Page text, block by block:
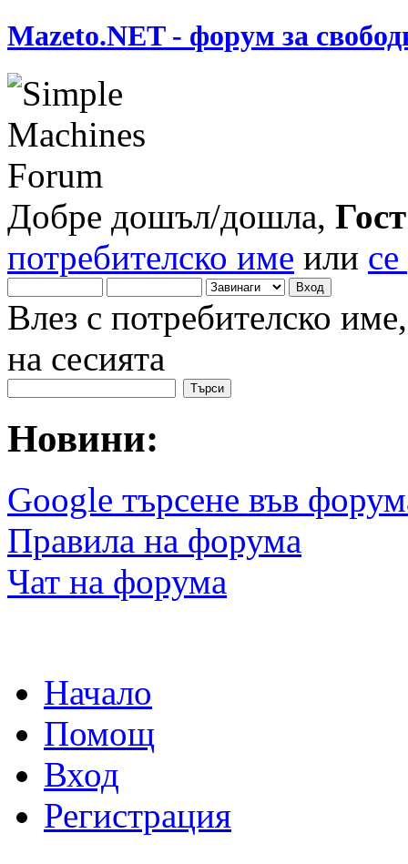
Mazeto.NET - форум за
Добре дошъл/дошла, Гост
потребителско име или
Влез с потребителско
на сесията
Новини:
Google търсене във
Правила на форума
Чат на форума
Начало
Помощ
Вход
Регистрация